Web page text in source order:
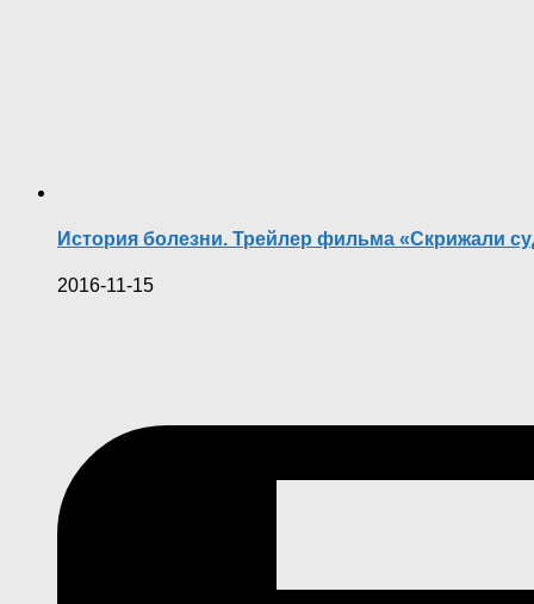
История болезни. Трейлер фильма «Скрижали
2016-11-15